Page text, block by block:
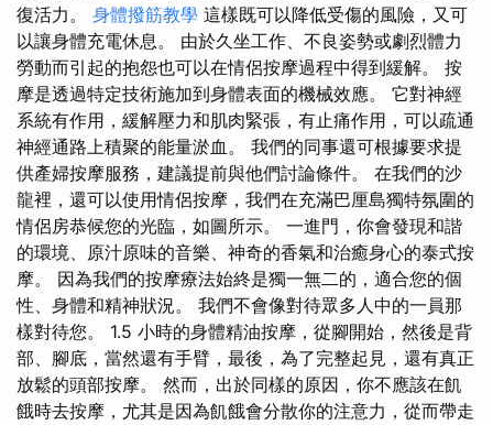
復活力。 身體撥筋教學 這樣既可以降低受傷的風險，又可
以讓身體充電休息。 由於久坐工作、不良姿勢或劇烈體力
勞動而引起的抱怨也可以在情侶按摩過程中得到緩解。 按
摩是透過特定技術施加到身體表面的機械效應。 它對神經
系統有作用，緩解壓力和肌肉緊張，有止痛作用，可以疏通
神經通路上積聚的能量淤血。 我們的同事還可根據要求提
供產婦按摩服務，建議提前與他們討論條件。 在我們的沙
龍裡，還可以使用情侶按摩，我們在充滿巴厘島獨特氛圍的
情侶房恭候您的光臨，如圖所示。 一進門，你會發現和諧
的環境、原汁原味的音樂、神奇的香氣和治癒身心的泰式按
摩。 因為我們的按摩療法始終是獨一無二的，適合您的個
性、身體和精神狀況。 我們不會像對待眾多人中的一員那
樣對待您。 1.5 小時的身體精油按摩，從腳開始，然後是背
部、腳底，當然還有手臂，最後，為了完整起見，還有真正
放鬆的頭部按摩。 然而，出於同樣的原因，你不應該在飢
餓時去按摩，尤其是因為飢餓會分散你的注意力，從而帶走